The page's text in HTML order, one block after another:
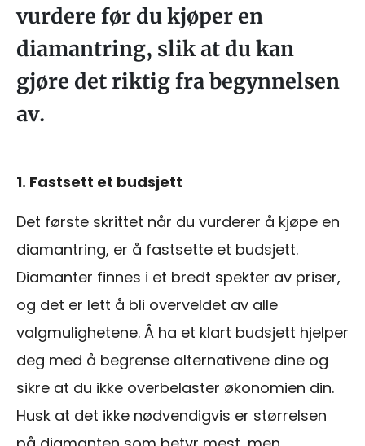
vurdere før du kjøper en
diamantring, slik at du kan
gjøre det riktig fra begynnelsen
av.
1. Fastsett et budsjett
Det første skrittet når du vurderer å kjøpe en
diamantring, er å fastsette et budsjett.
Diamanter finnes i et bredt spekter av priser,
og det er lett å bli overveldet av alle
valgmulighetene. Å ha et klart budsjett hjelper
deg med å begrense alternativene dine og
sikre at du ikke overbelaster økonomien din.
Husk at det ikke nødvendigvis er størrelsen